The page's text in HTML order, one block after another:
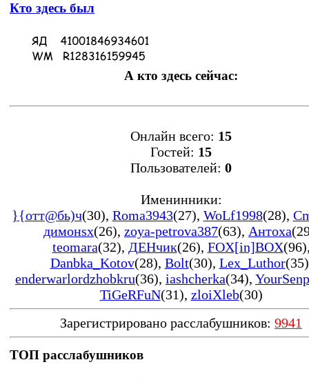
Кто здесь был
А кто здесь сейчас:
Онлайн всего: 15
Гостей: 15
Пользователей: 0
Именинники:
}{oтт@бь)ч(30), Roma3943(27), WoLf1998(28),
димонsx(26), zoya-petrova387(63), Антоха
teomara(32), ДЕНчик(26), FOX[in]BOX(96)
Danbka_Kotov(28), Bolt(30), Lex_Luthor(35)
enderwarlordzhobkru(36), iashcherka(34),
TiGeRFuN(31), zloiXleb(30)
Зарегистрировано расслабушников: 9941
ТОП расслабушников